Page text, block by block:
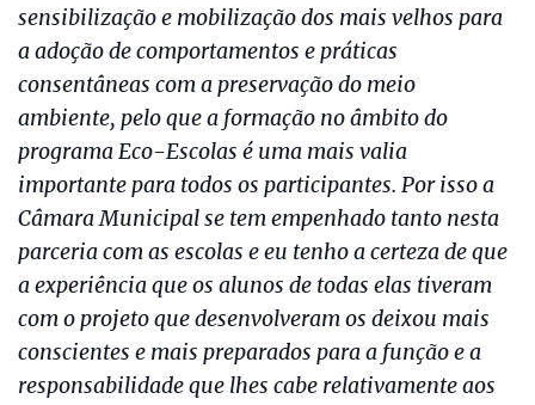
sensibilização e mobilização dos mais velhos para
a adoção de comportamentos e práticas
consentâneas com a preservação do meio
ambiente, pelo que a formação no âmbito do
programa Eco-Escolas é uma mais valia
importante para todos os participantes. Por isso a
Câmara Municipal se tem empenhado tanto nesta
parceria com as escolas e eu tenho a certeza de que
a experiência que os alunos de todas elas tiveram
com o projeto que desenvolveram os deixou mais
conscientes e mais preparados para a função e a
responsabilidade que lhes cabe relativamente aos